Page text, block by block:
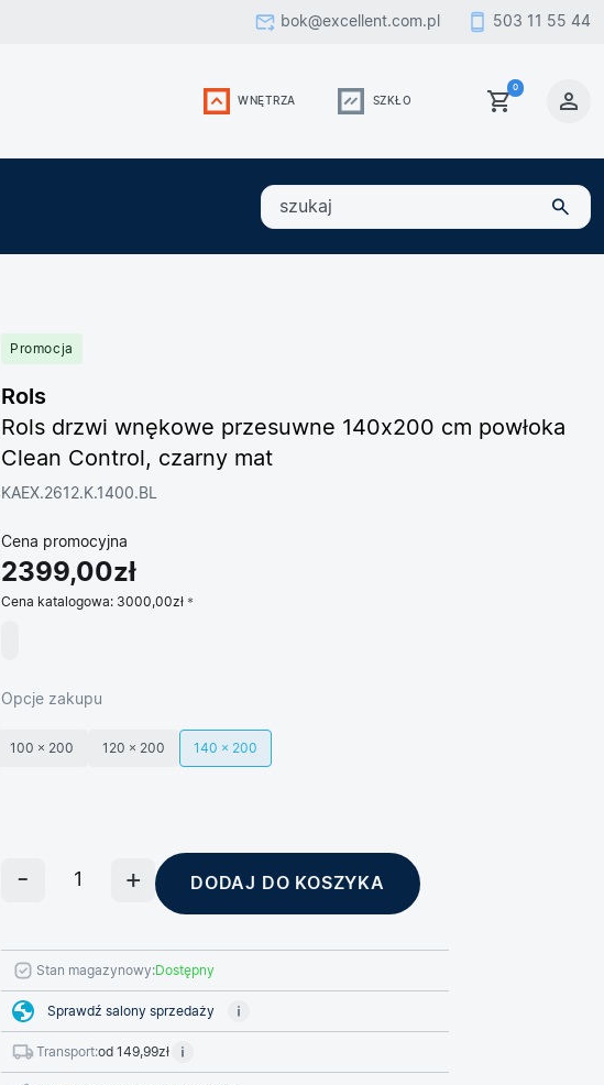
bok@excellent.com.pl 503 11 55 44
WNĘTRZA SZKŁO
0
szukaj
Promocja
Rols
Rols drzwi wnękowe przesuwne 140x200 cm powłoka
Clean Control, czarny mat
KAEX.2612.K.1400.BL
Cena promocyjna
2399,00zł
Cena katalogowa: 3000,00zł
Opcje zakupu
100 × 200 120 × 200 140 × 200
DODAJ DO KOSZYKA
Stan magazynowy:Dostępny
Sprawdź salony sprzedaży
Transport:od 149,99zł